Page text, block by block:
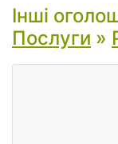
Інші
Послуги »